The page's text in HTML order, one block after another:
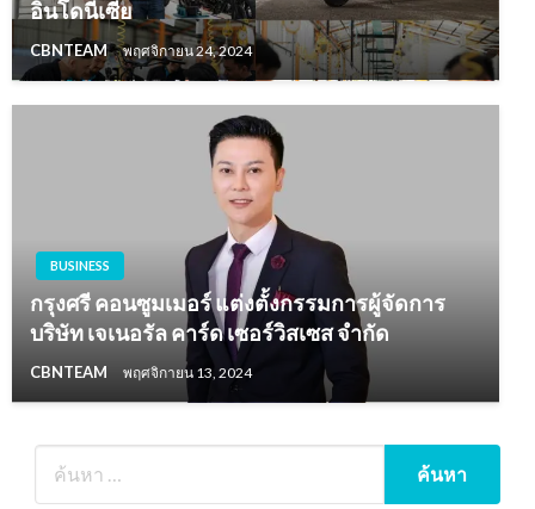
อินโดนีเซีย
CBNTEAM พฤศจิกายน 24, 2024
BUSINESS
กรุงศรี คอนซูมเมอร์ แต่งตั้งกรรมการผู้จัดการ
บริษัท เจเนอรัล คาร์ด เซอร์วิสเซส จำกัด
CBNTEAM พฤศจิกายน 13, 2024